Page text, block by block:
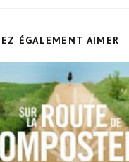
ÉGALEMENT AIMER